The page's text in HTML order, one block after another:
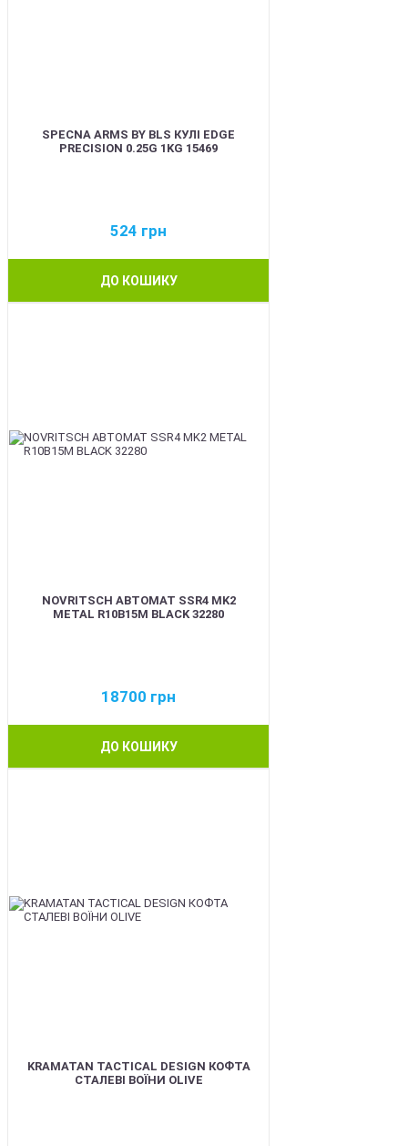
SPECNA ARMS BY BLS КУЛІ EDGE
PRECISION 0.25G 1KG 15469
524 грн
ДО КОШИКУ
NOVRITSCH АВТОМАТ SSR4 MK2
METAL R10B15M BLACK 32280
18700 грн
ДО КОШИКУ
KRAMATAN TACTICAL DESIGN КОФТА
СТАЛЕВІ ВОЇНИ OLIVE